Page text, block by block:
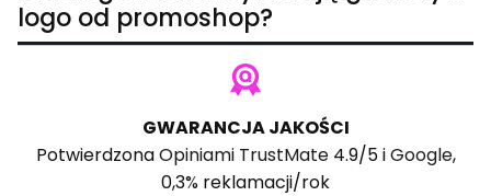
logo od promoshop?
GWARANCJA JAKOŚCI
PotwierdzonaOpiniami TrustMate4.9/5 iGoogle,
0,3% reklamacji/rok